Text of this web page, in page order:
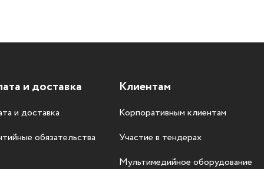
и доставка
и доставка
обязательства
Клиентам
Корпоративным клиентам
Участие в тендерах
Мультимедийное оборудование